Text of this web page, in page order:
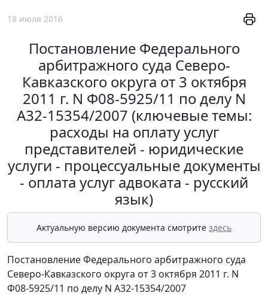
18 июля 2016
Постановление Федерального
арбитражного суда Северо-
Кавказского округа от 3 октября
2011 г. N Ф08-5925/11 по делу N
А32-15354/2007 (ключевые темы:
расходы на оплату услуг
представителей - юридические
услуги - процессуальные документы
- оплата услуг адвоката - русский
язык)
Актуальную версию документа смотрите здесь
Постановление Федерального арбитражного суда
Северо-Кавказского округа от 3 октября 2011 г. N
Ф08-5925/11 по делу N А32-15354/2007